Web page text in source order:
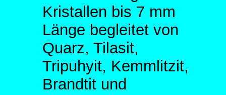
Kristallen bis 7 mm
Länge begleitet von
Quarz, Tilasit,
Tripuhyit, Kemmlitzit,
Brandtit und